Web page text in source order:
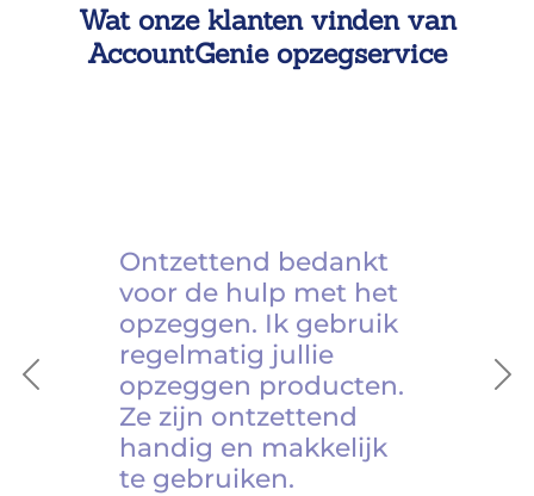
Wat onze klanten vinden van
AccountGenie opzegservice
Previous
Ontzettend bedankt
voor de hulp met het
opzeggen. Ik gebruik
regelmatig jullie
opzeggen producten.
Ze zijn ontzettend
handig en makkelijk
te gebruiken.